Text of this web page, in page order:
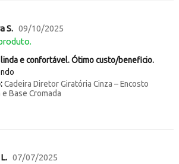
S. 09/10/2025
linda e confortável. Ótimo custo/beneficio.
Cadeira Diretor Giratória Cinza – Encosto
Base Cromada
07/07/2025